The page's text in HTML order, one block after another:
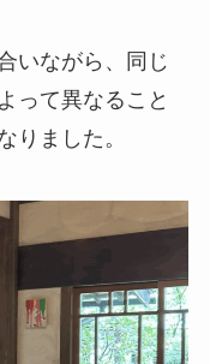
いながら、同じ
って異なること
りました。